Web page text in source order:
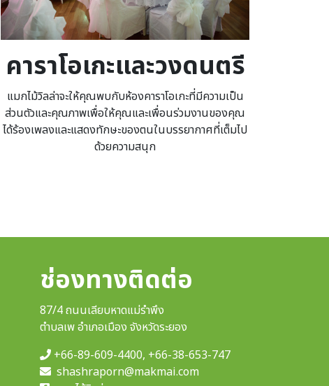
คาราโอเกะและวงดนตรี
แมกไม้วิลล่าจะให้คุณพบกับห้องคาราโอเกะที่มีความเป็น
ส่วนตัวและคุณภาพเพื่อให้คุณและเพื่อนร่วมงานของคุณ
ได้ร้องเพลงและแสดงทักษะของตนในบรรยากาศที่เต็มไป
ด้วยความสนุก
ช่องทางติดต่อ
87/4 ถนนเลียบหาดแม่รำพึง
ตำบลเพ อำเภอเมือง จังหวัดระยอง
+66-89-609-4400, +66-38-653-747
shashraporn@makmai.com